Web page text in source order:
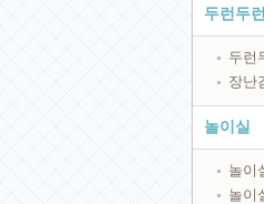
두런두
두런
장난
놀이실
놀이
놀이